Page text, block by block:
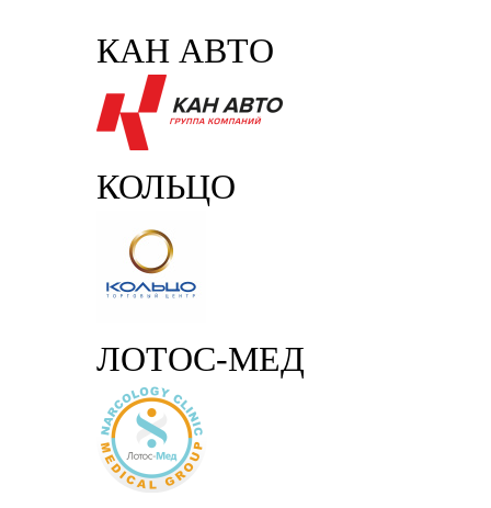
КАН АВТО
КОЛЬЦО
ЛОТОС-МЕД